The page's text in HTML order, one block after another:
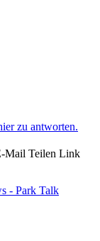
zu antworten.
Mail Teilen Link
- Park Talk